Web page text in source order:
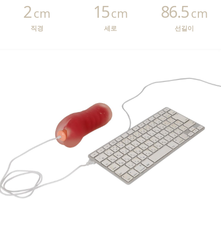
직경
2cm
세로
15cm
선길이
86.5cm